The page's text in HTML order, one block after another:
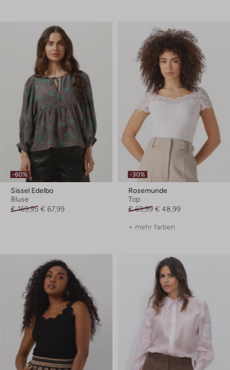
-60%
Sissel Edelbo
Bluse
€ 169,95 € 67,99
-30%
Rosemunde
Top
€ 69,99 € 48,99
+ mehr farben